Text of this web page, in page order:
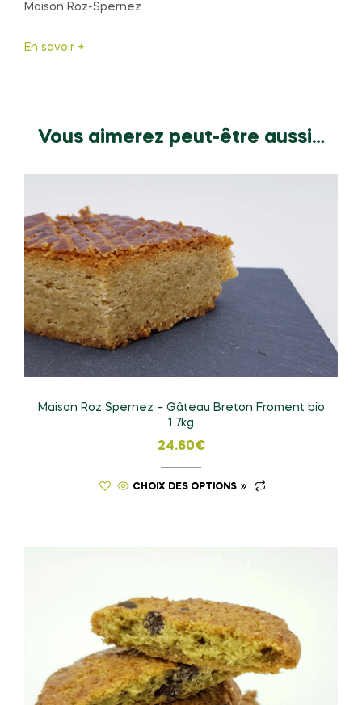
Maison Roz-Spernez
En savoir +
Vous aimerez peut-être aussi…
Maison Roz Spernez – Gâteau Breton Froment bio
1.7kg
24.60€
CHOIX DES OPTIONS